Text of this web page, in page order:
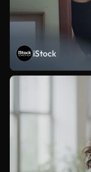
iStock